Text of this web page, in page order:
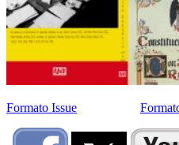
Formato Issue